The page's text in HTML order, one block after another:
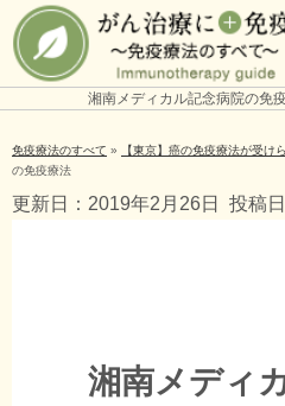
湘南メディカル記念病院の免
免疫療法のすべて » 【東京】癌の免疫療法が受け
の免疫療法
更新日：2019年2月26日 投稿
湘南メディ